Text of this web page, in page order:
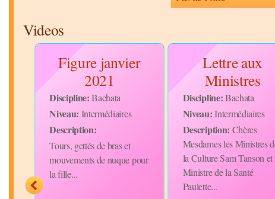
Videos
Figure janvier
2021
Discipline:Bachata
Niveau: Intermédiaires
Description:
Tours, gettés de bras et
mouvements de nuque pour
la fille...
Lettre aux
Ministres
Discipline:Bachata
Niveau:Intermédiaires
Description: Chères
Mesdames les Ministres
la Culture Sam Tanson et
Ministre de la Santé
Paulette...